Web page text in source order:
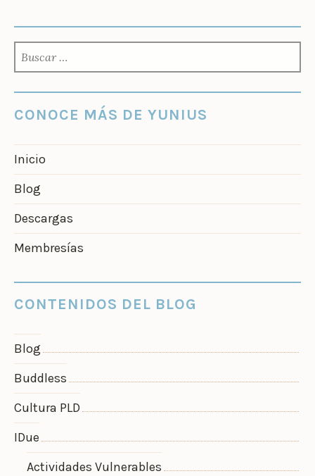
CONOCE MÁS DE YUNIUS
Inicio
Blog
Descargas
Membresías
CONTENIDOS DEL BLOG
Blog
Buddless
Cultura PLD
IDue
Actividades Vulnerables